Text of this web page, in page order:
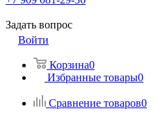
Задать вопрос
Войти
Корзина0
Избранные товары0
Сравнение товаров0